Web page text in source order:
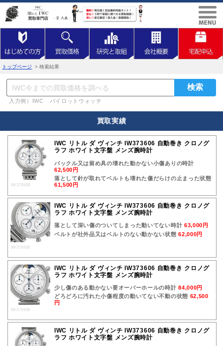
トップページ > 検索結果
入力例）IWC パイロットウォッチ
買取実績
IW373606
IWC リトル ダ ヴィンチ IW373606 自動巻き クロノグ
ラフ ホワイト文字盤 メンズ腕時計
バックル又は留め具の壊れた動かない小傷ありの時計
62,500円
落として針が取れてベルトも壊れた傷だらけの止まった状態
61,500円
IW373606
IWC リトル ダ ヴィンチ IW373606 自動巻き クロノグ
ラフ ホワイト文字盤 メンズ腕時計
落として深い傷のついてしまった動いてない時計 63,000円
ベルトが社外品又はベルトのない動かない状態62,000円
IW373606
IWC リトル ダ ヴィンチ IW373606 自動巻き クロノグ
ラフ ホワイト文字盤 メンズ腕時計
少し傷のある動かない要オーバーホールの時計84,000円
どろどろに汚れた小傷程度の動いてない不動の状態 62,500
円
IWC リトル ダ ヴィンチ IW373606 自動巻き クロノグ
ラフ ホワイト文字盤 メンズ腕時計